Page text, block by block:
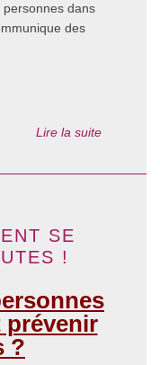
dans
des
Lire la suite
SE
!
prévenir
?